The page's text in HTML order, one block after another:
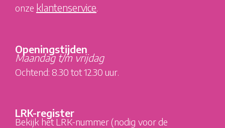
onze klantenservice.
Openingstijden
Maandag t/m vrijdag
Ochtend: 8.30 tot 12.30 uur.
LRK-register
Bekijk het LRK-nummer (nodig voor de